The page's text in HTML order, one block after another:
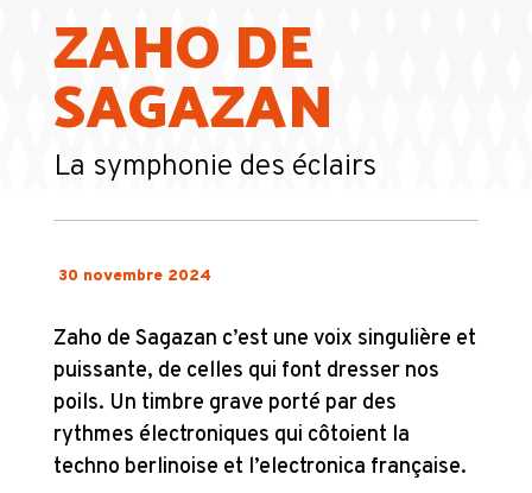
ZAHO DE
SAGAZAN
La symphonie des éclairs
30 novembre 2024
Zaho de Sagazan c’est une voix singulière et
puissante, de celles qui font dresser nos
poils. Un timbre grave porté par des
rythmes électroniques qui côtoient la
techno berlinoise et l’electronica française.